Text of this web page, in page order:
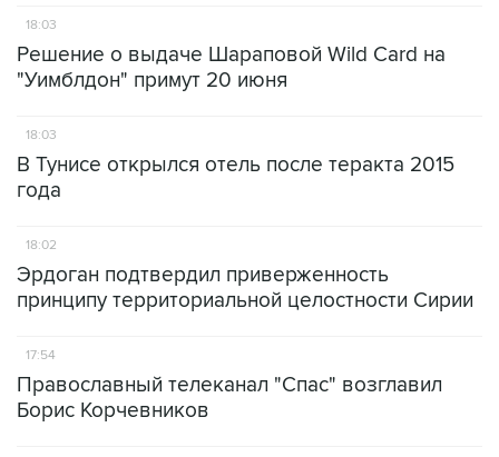
18:03
Решение о выдаче Шараповой Wild Card на
"Уимблдон" примут 20 июня
18:03
В Тунисе открылся отель после теракта 2015
года
18:02
Эрдоган подтвердил приверженность
принципу территориальной целостности Сирии
17:54
Православный телеканал "Спас" возглавил
Борис Корчевников